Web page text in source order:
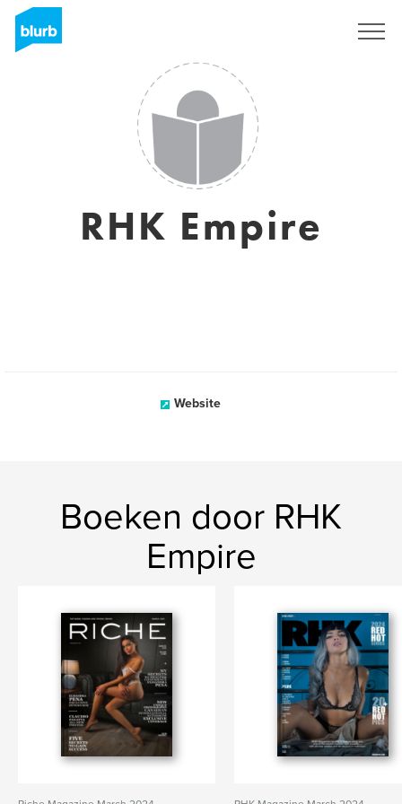
RHK Empire
Website
Boeken door RHK
Empire